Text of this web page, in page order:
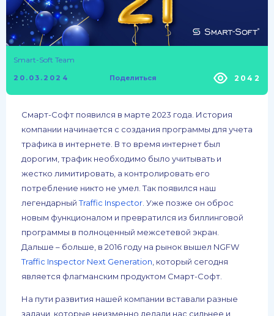
Smart-Soft Team
20.03.2024 Поделиться 2042
Смарт-Софт появился в марте 2023 года. История
компании начинается с создания программы для учета
трафика в интернете. В то время интернет был
дорогим, трафик необходимо было учитывать и
жестко лимитировать, а контролировать его
потребление никто не умел. Так появился наш
легендарныйTraffic Inspector . Уже позже он оброс
новым функционалом и превратился из биллинговой
программы в полноценный межсетевой экран.
Дальше – больше, в 2016 году на рынок вышел NGFW
Traffic Inspector Next Generation , который сегодня
является флагманским продуктом Смарт-Софт.
На пути развития нашей компании вставали разные
задачи, которые неизменно делали нас сильнее и